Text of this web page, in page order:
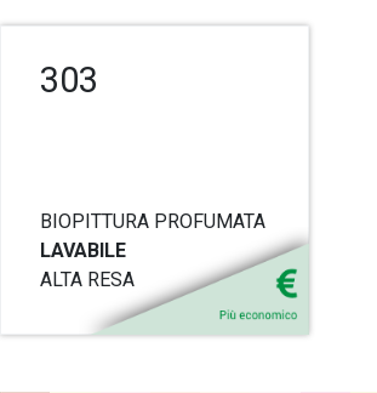
303
BIOPITTURA PROFUMATA
LAVABILE
ALTA RESA